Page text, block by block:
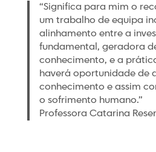
“Significa para mim o
um trabalho de equipa
alinhamento entre a
fundamental, geradora
conhecimento, e a
haverá oportunidade de
conhecimento e assim
o sofrimento humano.”
Professora Catarina